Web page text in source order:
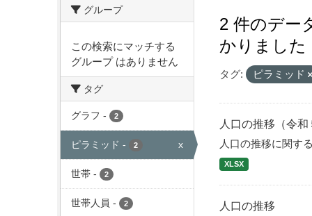
グループ
この検索にマッチする
グループ はありません
タグ
グラフ - 2
ピラミッド - 2 x
世帯 - 2
世帯人員 - 2
2 件のデー
かりました
タグ: ピラミッド
人口の推移（令和
人口の推移に関す
XLSX
人口の推移